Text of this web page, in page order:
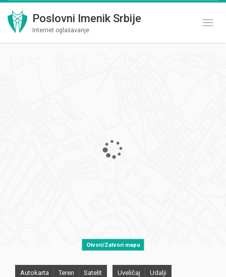
Poslovni Imenik Srbije
Internet oglašavanje
Otvori/Zatvori mapu
Autokarta Teren Satelit Uveličaj Udalji